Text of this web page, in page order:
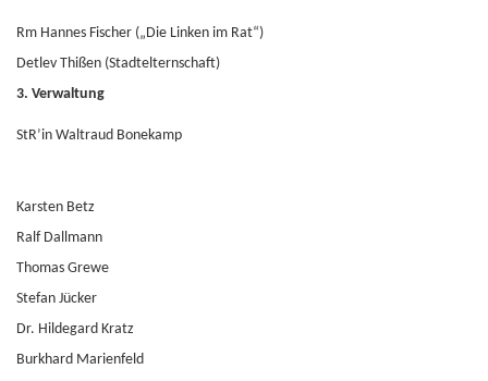
Rm Hannes Fischer („Die Linken im Rat“)
Detlev Thißen (Stadtelternschaft)
3. Verwaltung
StR’in Waltraud Bonekamp
Karsten Betz
Ralf Dallmann
Thomas Grewe
Stefan Jücker
Dr. Hildegard Kratz
Burkhard Marienfeld